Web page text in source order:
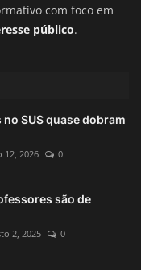
com foco em
público.
SUS quase dobram
12, 2026 0
são de
2, 2025 0